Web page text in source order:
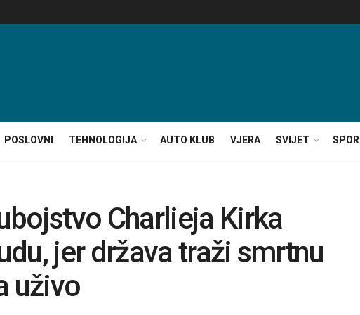
POSLOVNI TEHNOLOGIJA AUTO KLUB VJERA SVIJET
Charlieja Kirka
jer država traži smrtnu
uživo